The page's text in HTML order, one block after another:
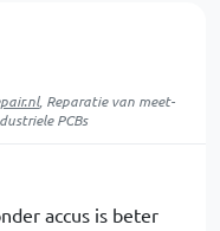
, Reparatie van meet-
PCBs
accus is beter